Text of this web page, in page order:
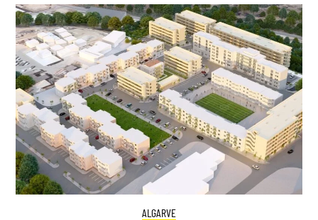
ALGARVE